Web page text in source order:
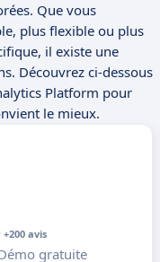
Que vous
plus flexible ou plus
il existe une
Découvrez ci-dessous
Platform pour
le mieux.
+200 avis
gratuite